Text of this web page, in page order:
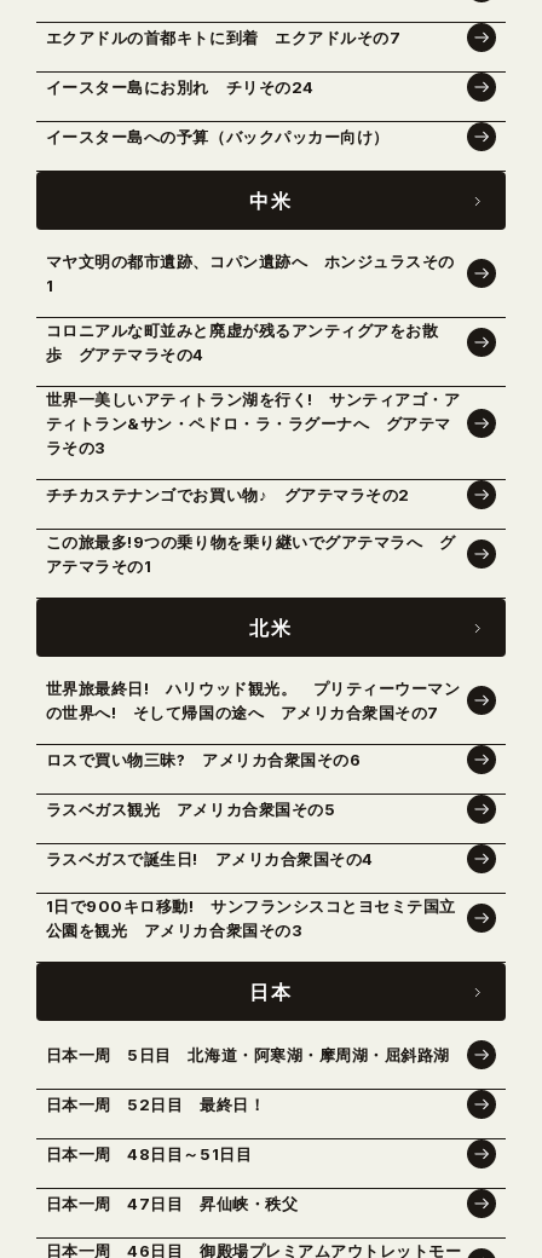
エクアドルの首都キトに到着 エクアドルその7
イースター島にお別れ チリその24
イースター島への予算（バックパッカー向け）
中米
マヤ文明の都市遺跡、コパン遺跡へ ホンジュラスその
1
コロニアルな町並みと廃虚が残るアンティグアをお散
歩 グアテマラその4
世界一美しいアティトラン湖を行く! サンティアゴ・ア
ティトラン&サン・ペドロ・ラ・ラグーナへ グアテマ
ラその3
チチカステナンゴでお買い物♪ グアテマラその2
この旅最多!9つの乗り物を乗り継いでグアテマラへ グ
アテマラその1
北米
世界旅最終日! ハリウッド観光。 プリティーウーマン
の世界へ! そして帰国の途へ アメリカ合衆国その7
ロスで買い物三昧? アメリカ合衆国その6
ラスベガス観光 アメリカ合衆国その5
ラスベガスで誕生日! アメリカ合衆国その4
1日で900キロ移動! サンフランシスコとヨセミテ国立
公園を観光 アメリカ合衆国その3
日本
日本一周 5日目 北海道・阿寒湖・摩周湖・屈斜路湖
日本一周 52日目 最終日！
日本一周 48日目～51日目
日本一周 47日目 昇仙峡・秩父
日本一周 46日目 御殿場プレミアムアウトレットモー